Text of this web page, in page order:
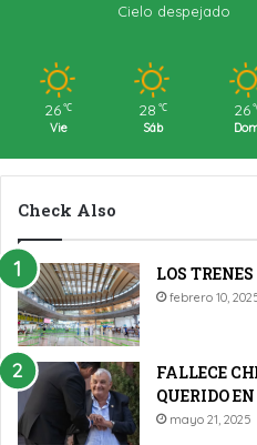
Cielo despejado
26 ℃
Vie
28 ℃
Sáb
26
Check Also
LOS
febrero 10,
FALLECE
QUERIDO
mayo 21, 2025